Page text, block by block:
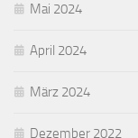
Mai 2024
April 2024
März 2024
Dezember 2022